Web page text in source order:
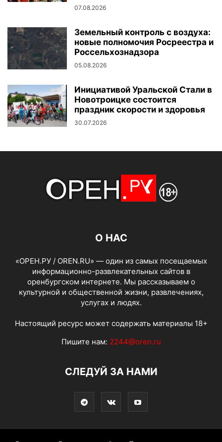
07.08.2026
Земельный контроль с воздуха:
новые полномочия Росреестра и
Россельхознадзора
05.08.2026
Инициативой Уральской Стали в
Новотроицке состоится
праздник скорости и здоровья
30.07.2026
О НАС
«ОРЕН.РУ / OREN.RU» — один из самых посещаемых
информационно-развлекательных сайтов в
оренбургском интернете. Мы рассказываем о
культурной и общественной жизни, развлечениях,
услугах и людях.
Настоящий ресурс может содержать материалы 18+
Пишите нам: 2244@oren.ru
СЛЕДУЙ ЗА НАМИ